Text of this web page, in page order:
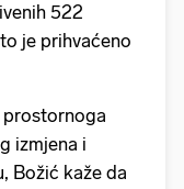
522
je prihvaćeno
izmjena i
Božić kaže da